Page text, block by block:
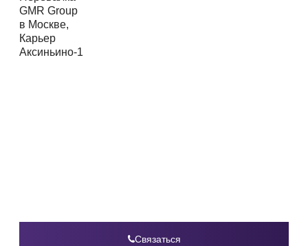
Связаться